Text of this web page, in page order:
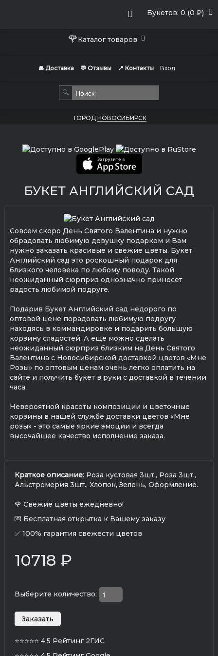
Букетов: 0 (0 ₽)
🌹Каталог товаров
🚘 Доставка 💬 Отзывы 📍 Контакты Вход
🔍
ГОРОД НОВОСИБИРСК
БУКЕТ АНГЛИЙСКИЙ САД
Совсем скоро День Святого Валентина и нужно
обрадовать любимую девушку подарком и Вам
нужно заказать красивые и свежие цветы. Букет
Английский сад это роскошный подарок для
близкого человека по любому поводу. Такой
неожиданный сюрприз однозначно принесет
радость любимой подруге.
Подарив Букет Английский сад недорого по
оптовой цене порадовать любимую подругу
находясь в коммандировке и подарить большую
корзину сладостей. А еще можно сделать
неожиданный сюрприз близким на День Святого
Валентина с Новосибирской доставкой цветов «Мне
Розы» по оптовым ценам очень легко оплатить на
сайте и получить букет в руки с доставкой в течении
часа.
Невероятной красоты композиции и цветочные
корзины в нашей службе доставки цветов «Мне
розы» - это самые яркие эмоции и всегда
высочайшее качество исполнение заказа.
Краткое описание: Роза кустовая 3шт., Роза 3шт.,
Альстромерия 3шт., Хлопок, Зелень, Оформление.
🌹 Свежие цветы ежедневно!
💌 Бесплатная открытка к Вашему заказу
✅ 100% гарантия свежести цветов
10718 ₽
Выберите количество:
⭐⭐⭐⭐⭐ 4.5 Рейтинг 2ГИС